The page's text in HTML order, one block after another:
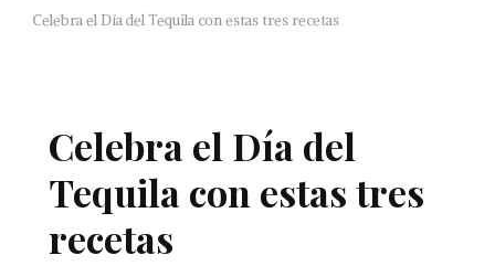
Celebra el Día del Tequila con estas tres recetas
Celebra el Día del
Tequila con estas tres
recetas